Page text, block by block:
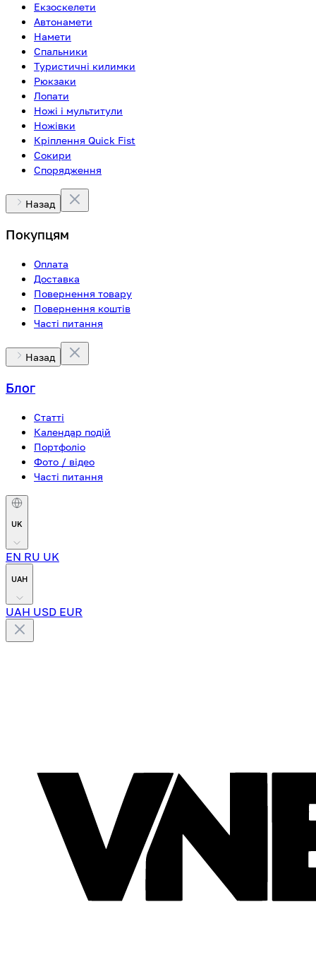
Екзоскелети
Автонамети
Намети
Спальники
Туристичні килимки
Рюкзаки
Лопати
Ножі і мультитули
Ножівки
Кріплення Quick Fist
Сокири
Спорядження
Назад
Покупцям
Оплата
Доставка
Повернення товару
Повернення коштів
Часті питання
Назад
Блог
Статті
Календар подій
Портфоліо
Фото / відео
Часті питання
UK
EN RU UK
UAH
UAH USD EUR